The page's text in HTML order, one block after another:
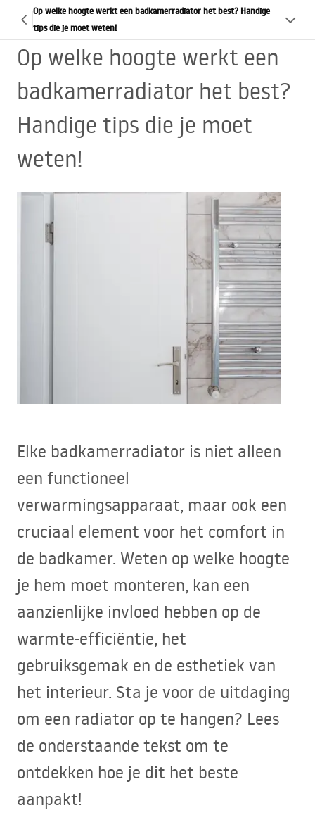
Op welke hoogte werkt een badkamerradiator het best? Handige
tips die je moet weten!
Op welke hoogte werkt een
badkamerradiator het best?
Handige tips die je moet
weten!
Elke badkamerradiator is niet alleen
een functioneel
verwarmingsapparaat, maar ook een
cruciaal element voor het comfort in
de badkamer. Weten op welke hoogte
je hem moet monteren, kan een
aanzienlijke invloed hebben op de
warmte-efficiëntie, het
gebruiksgemak en de esthetiek van
het interieur. Sta je voor de uitdaging
om een radiator op te hangen? Lees
de onderstaande tekst om te
ontdekken hoe je dit het beste
aanpakt!